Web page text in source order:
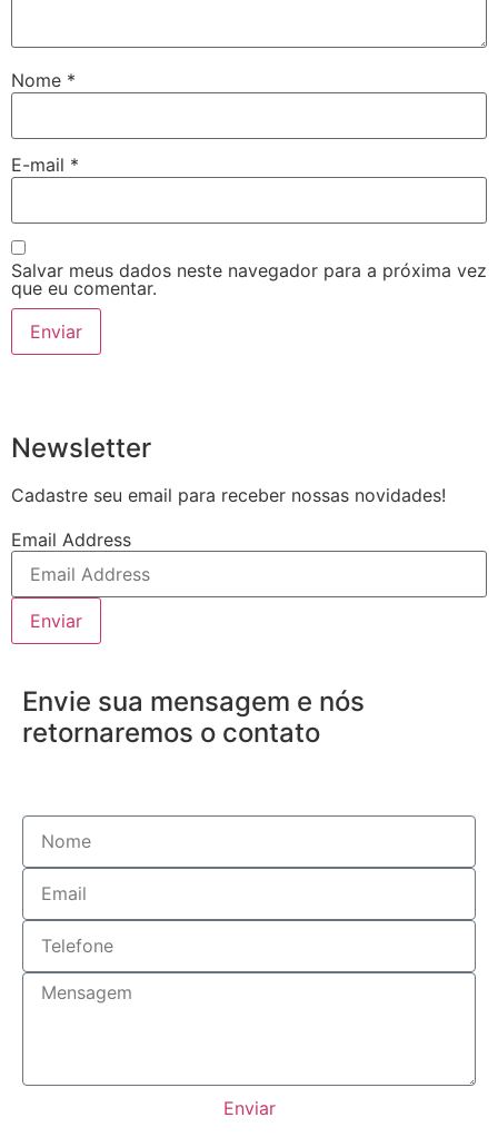
Nome *
E-mail *
Salvar meus dados neste navegador para a próxima vez
que eu comentar.
Newsletter
Cadastre seu email para receber nossas novidades!
Email Address
Enviar
Envie sua mensagem e nós
retornaremos o contato
Enviar